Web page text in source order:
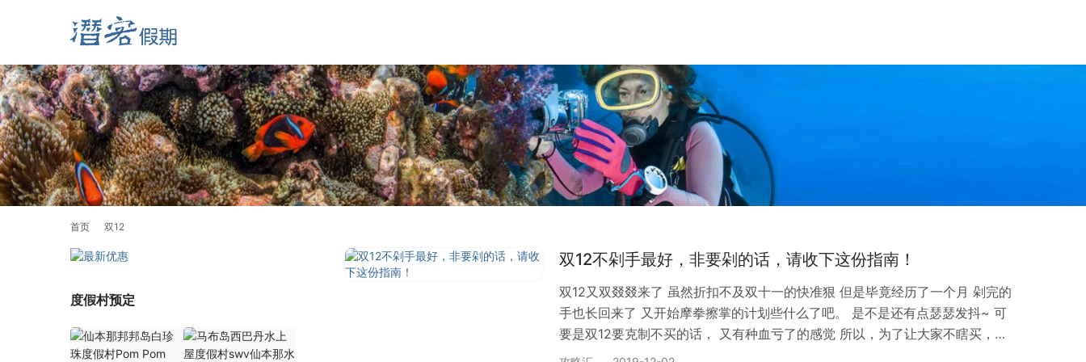
首页 双12
双12不剁手最好，非要剁的话，请收下这份指南！
双12又双叕叕来了 虽然折扣不及双十一的快准狠 但是毕竟经历了一个月 剁完的
手也长回来了 又开始摩拳擦掌的计划些什么了吧。 是不是还有点瑟瑟发抖~ 可
要是双12要克制不买的话， 又有种血亏了的感觉 所以，为了让大家不瞎买，买
了也不后悔 小编 特地提前奉上双12硬货剁手攻略 前方高能！ 五重福利让你的双
度假村预定